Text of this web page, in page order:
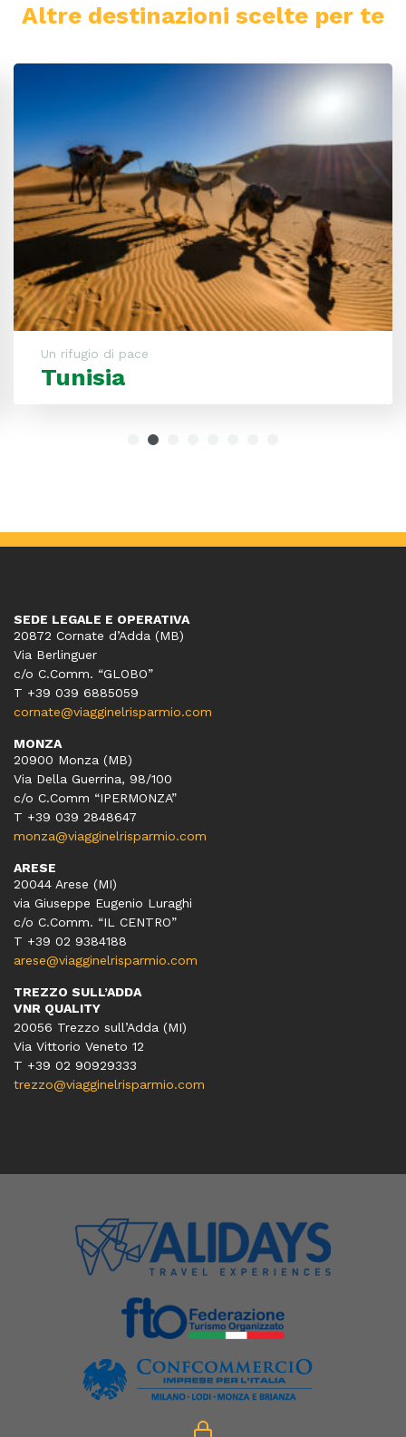
Altre destinazioni scelte per te
Un rifugio di pace
Tunisia
SEDE LEGALE E OPERATIVA
20872 Cornate d’Adda (MB)
Via Berlinguer
c/o C.Comm. “GLOBO”
T +39 039 6885059
cornate@viagginelrisparmio.com
MONZA
20900 Monza (MB)
Via Della Guerrina, 98/100
c/o C.Comm “IPERMONZA”
T +39 039 2848647
monza@viagginelrisparmio.com
ARESE
20044 Arese (MI)
via Giuseppe Eugenio Luraghi
c/o C.Comm. “IL CENTRO”
T +39 02 9384188
arese@viagginelrisparmio.com
TREZZO SULL’ADDA
VNR QUALITY
20056 Trezzo sull’Adda (MI)
Via Vittorio Veneto 12
T +39 02 90929333
trezzo@viagginelrisparmio.com